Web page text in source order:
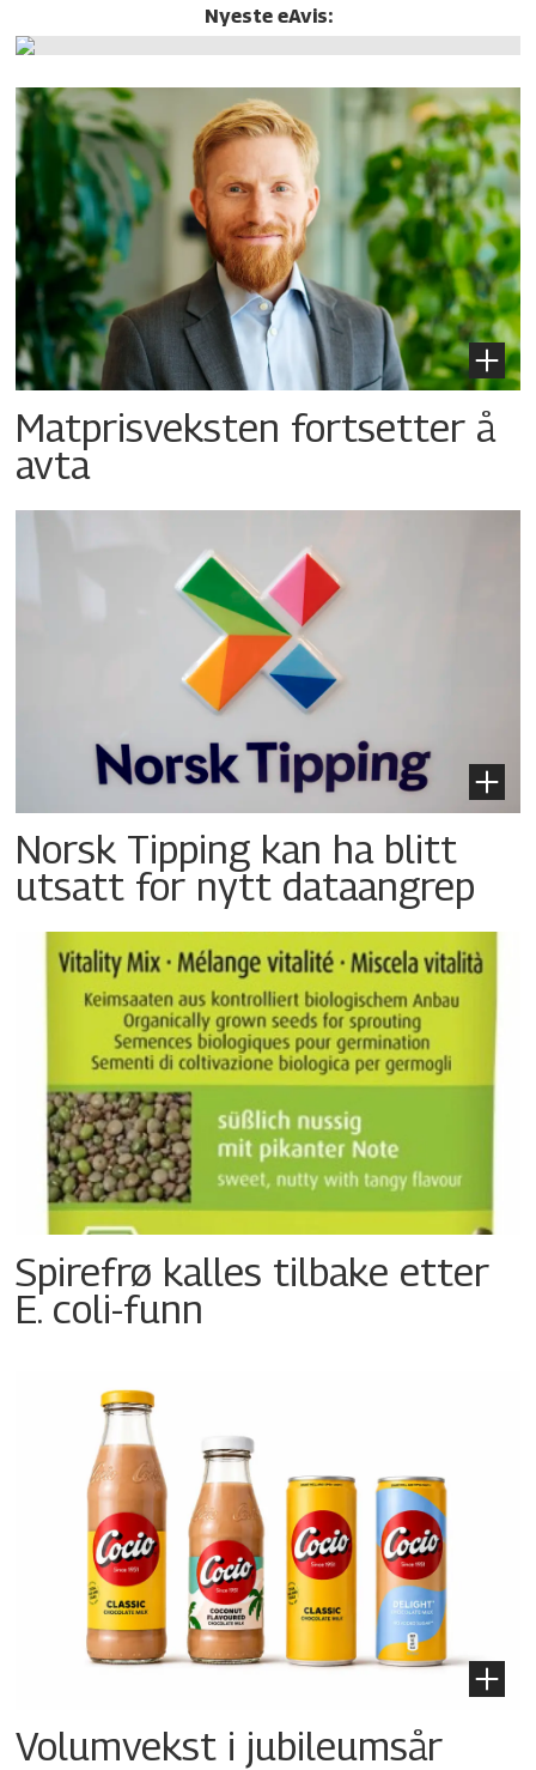
Nyeste eAvis:
Matprisveksten fortsetter å
avta
Norsk Tipping kan ha blitt
utsatt for nytt dataangrep
Spirefrø kalles tilbake etter
E. coli-funn
Volumvekst i jubileumsår